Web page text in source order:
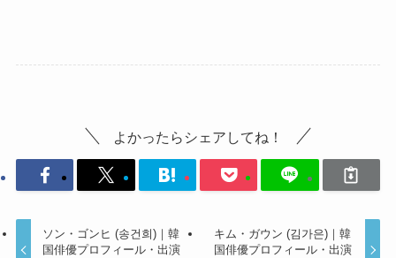
よかったらシェアしてね！
ソン・ゴンヒ (송건희)｜韓
国俳優プロフィール・出演
キム・ガウン (김가은)｜韓
国俳優プロフィール・出演